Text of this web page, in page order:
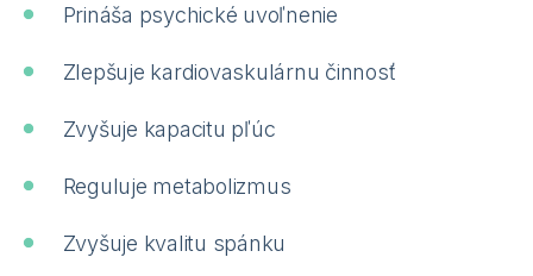
Prináša psychické uvoľnenie
Zlepšuje kardiovaskulárnu činnosť
Zvyšuje kapacitu pľúc
Reguluje metabolizmus
Zvyšuje kvalitu spánku